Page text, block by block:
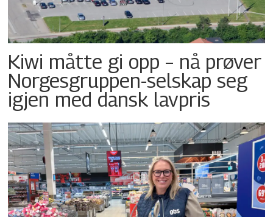
Kiwi måtte gi opp – nå prøver
Norgesgruppen-selskap seg
igjen med dansk lavpris